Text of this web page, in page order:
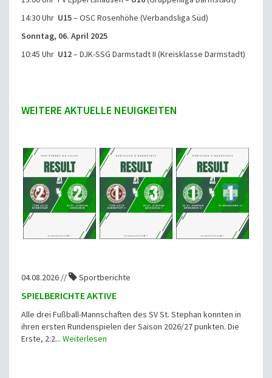
14:30 Uhr U15– OSC Rosenhöhe (Verbandsliga Süd)
Sonntag, 06. April 2025
10:45 Uhr U12– DJK-SSG Darmstadt II (Kreisklasse Darmstadt)
WEITERE AKTUELLE NEUIGKEITEN
04.08.2026 // Sportberichte
SPIELBERICHTE AKTIVE
Alle drei Fußball-Mannschaften des SV St. Stephan konnten in
ihren ersten Rundenspielen der Saison 2026/27 punkten. Die
Erste, 2:2... Weiterlesen